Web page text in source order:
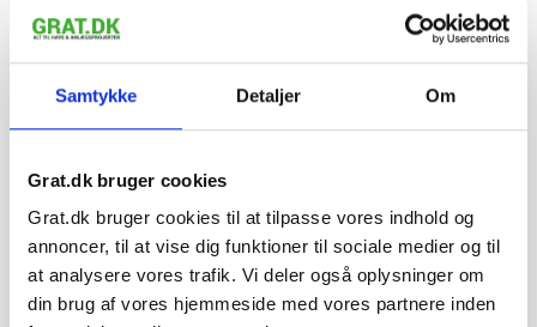
Samtykke Detaljer Om
Grat.dk bruger cookies
Grat.dk bruger cookies til at tilpasse vores indhold og
annoncer, til at vise dig funktioner til sociale medier og til
at analysere vores trafik. Vi deler også oplysninger om
din brug af vores hjemmeside med vores partnere inden
549,99 kr. m²
(549,99 kr. pr. m²)
Skifer Fliser Mustang Black (Sort) 30x30x0,9-1,3 cm er en
indendørs flise. Den er ikke velegnet til udendørs brug. Vi leverer
4 stk.
I ALT 2.199,96 kr. inkl. moms
📦 Forventet levering:
tir 11. august – tor 13.
august